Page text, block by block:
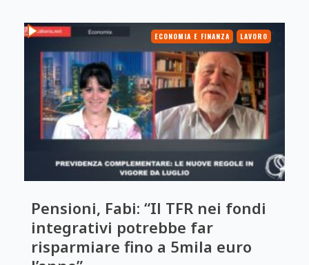
ECONOMIA E FINANZA LAVORO
Pensioni, Fabi: “Il TFR nei fondi
integrativi potrebbe far
risparmiare fino a 5mila euro